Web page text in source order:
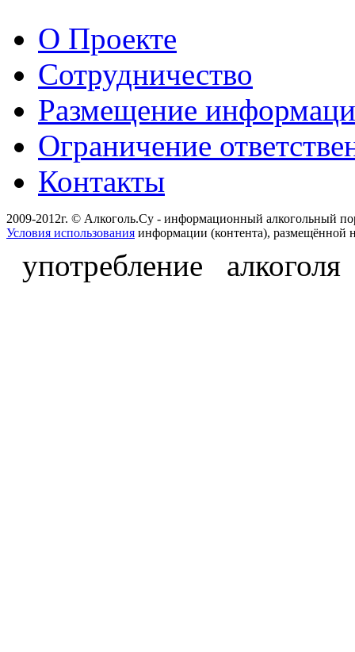
О Проекте
Сотрудничество
Размещение
Ограничение
Контакты
2009-2012г. © Алкоголь.Су - информационный алкогольный
Условия использования информации (контента), размещённой
употребление